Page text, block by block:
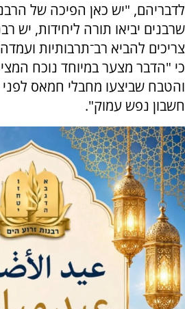
לדבריהם, "יש כאן הפיכה של
שרבנים יביאו תורה ליחידות, יש
צריכים להביא רב־תרבותיות
כי "הדבר מצער במיוחד נוכח
והטבח שביצעו מחבלי חמאס לפני
חשבון נפש עמוק".